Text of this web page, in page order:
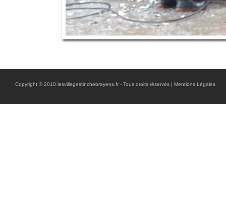
Copyright © 2010 lesvillagestinchebrayens.fr - Tous droits réservés | Mentions Légales